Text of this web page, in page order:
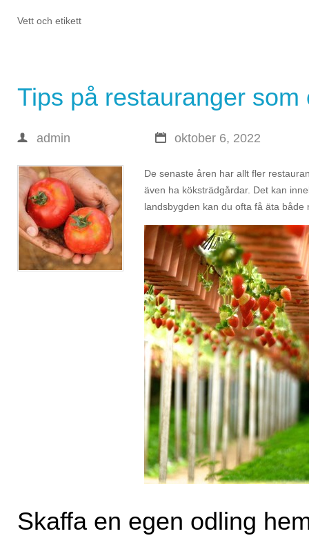
Vett och etikett
Tips på restauranger
admin oktober 6, 2022
De senaste åren har allt fler
även ha köksträdgårdar. Det kan
landsbygden kan du ofta få äta både
Skaffa en egen odling